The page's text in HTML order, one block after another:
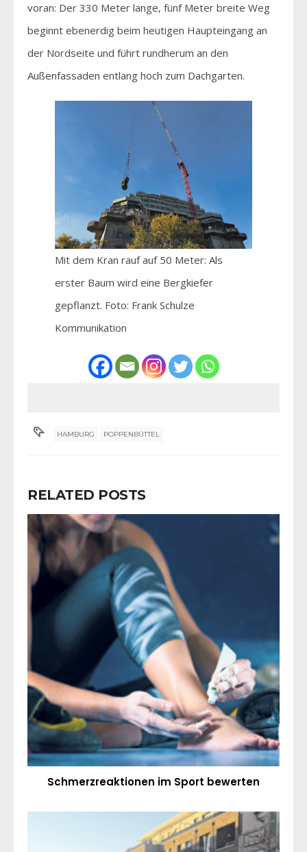
voran: Der 330 Meter lange, fünf Meter breite Weg
beginnt ebenerdig beim heutigen Haupteingang an
der Nordseite und führt rundherum an den
Außenfassaden entlang hoch zum Dachgarten.
Mit dem Kran rauf auf 50 Meter: Als
erster Baum wird eine Bergkiefer
gepflanzt. Foto: Frank Schulze
Kommunikation
HAMBURG POPPENBÜTTEL
RELATED POSTS
Schmerzreaktionen im Sport bewerten